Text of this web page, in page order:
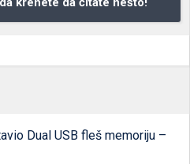
Dual USB fleš memoriju –